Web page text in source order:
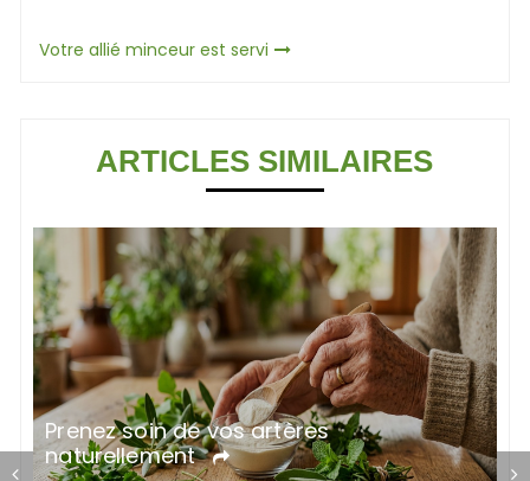
l’article
Votre allié minceur est servi
ARTICLES SIMILAIRES
Prenez soin de vos artères
naturellement